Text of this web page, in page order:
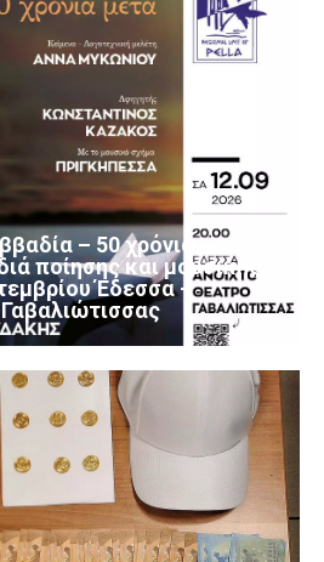
– 50 χρόνια
ποίησης και μουσικής
Έδεσσα –